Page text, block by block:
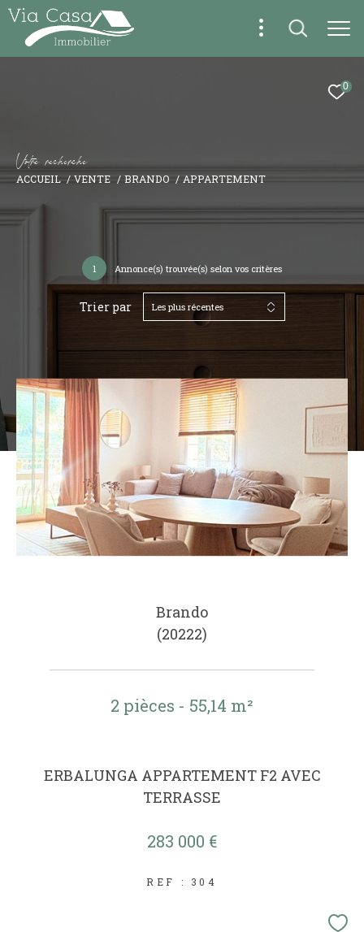
0
Votre recherche
ACCUEIL VENTE BRANDO APPARTEMENT
1 Annonce(s) trouvée(s) selon vos critères
Trier par Les plus récentes
Brando
(20222)
2 pièces - 55,14 m²
ERBALUNGA APPARTEMENT F2 AVEC
TERRASSE
283 000 €
REF : 304